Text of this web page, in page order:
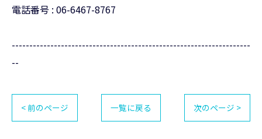
電話番号 : 06-6467-8767
--------------------------------------------------------------------
--
< 前のページ 一覧に戻る 次のページ >